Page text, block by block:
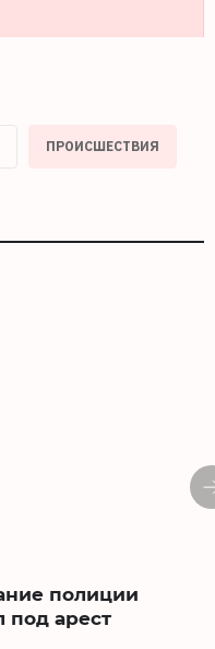
ПРОИСШЕСТВИЯ
полиции
под арест